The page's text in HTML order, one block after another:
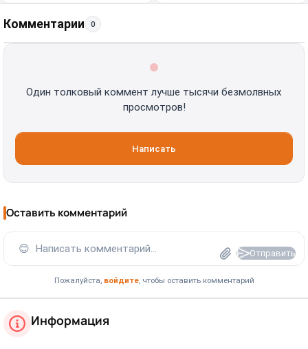
Комментарии 0
Один толковый коммент лучше тысячи безмолвных
просмотров!
Написать
Оставить комментарий
😊 Написать комментарий... Отправить
Пожалуйста, войдите, чтобы оставить комментарий
Информация